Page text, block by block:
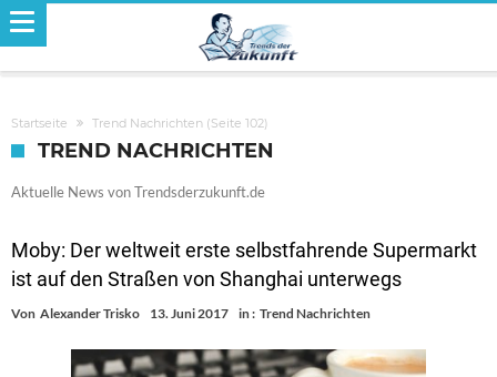
Startseite Trend Nachrichten (Seite 102)
TREND NACHRICHTEN
Aktuelle News von Trendsderzukunft.de
Moby: Der weltweit erste selbstfahrende Supermarkt
ist auf den Straßen von Shanghai unterwegs
Von Alexander Trisko 13. Juni 2017 in : Trend Nachrichten